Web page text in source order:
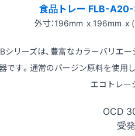
食品トレー FLB-
外寸：196mm x 196mm x
シリーズは、豊富なカラーバリエ
です。通常のバージン原料を使用
エコトレ
OCD
受